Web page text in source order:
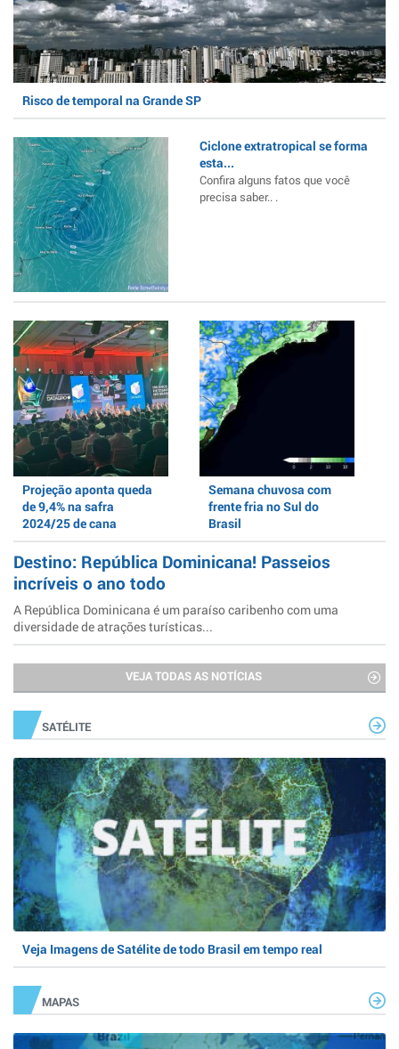
Risco de temporal na Grande SP
Ciclone extratropical se forma
esta...
Confira alguns fatos que você
precisa saber.. .
Projeção aponta queda
de 9,4% na safra
2024/25 de cana
Semana chuvosa com
frente fria no Sul do
Brasil
Destino: República Dominicana! Passeios
incríveis o ano todo
A República Dominicana é um paraíso caribenho com uma
diversidade de atrações turísticas...
VEJA TODAS AS NOTÍCIAS
SATÉLITE
Veja Imagens de Satélite de todo Brasil em tempo real
MAPAS